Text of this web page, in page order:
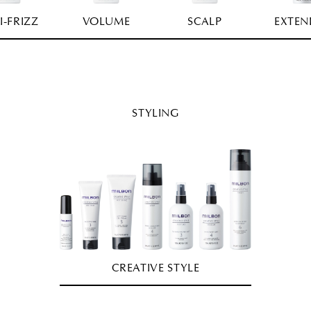
FRIZZ VOLUME SCALP
STYLING
CREATIVE STYLE